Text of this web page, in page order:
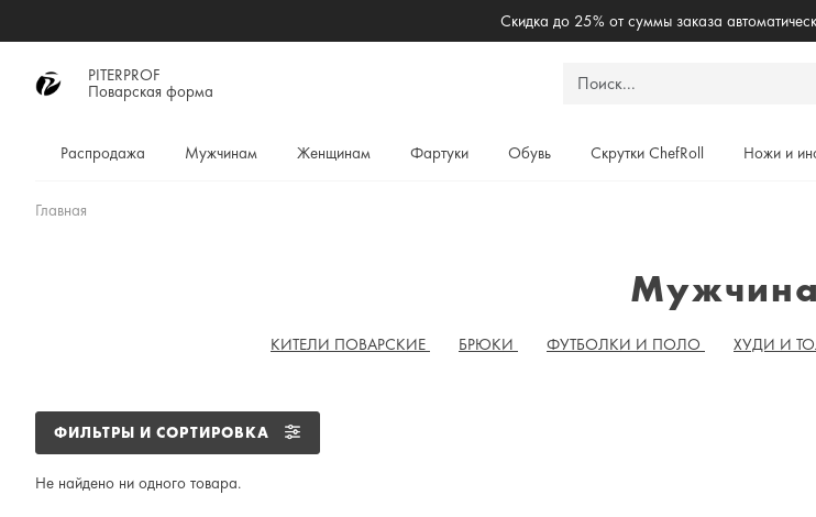
Скидка до 25% от суммы заказа
PITERPROF
Поварская форма
Распродажа Мужчинам Женщинам Фартуки Обувь Скрутки ChefRoll Ножи и
Главная
КИТЕЛИ ПОВАРСКИЕ БРЮКИ ФУТБОЛКИ И ПОЛО ХУДИ И
ФИЛЬТРЫ И СОРТИРОВКА
Не найдено ни одного товара.